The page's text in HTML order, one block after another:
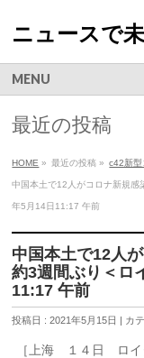
ニュースで
MENU
最近の投稿
HOME » 最近の投稿 » c42新型
中国本土で12人がコロナ新規感
年5月14日11:17 午前
中国本土で12人
約3週間ぶり＜ロ
11:17 午前
投稿日 : 2021年5月15日 | カ
［上海 １４日 ロイ